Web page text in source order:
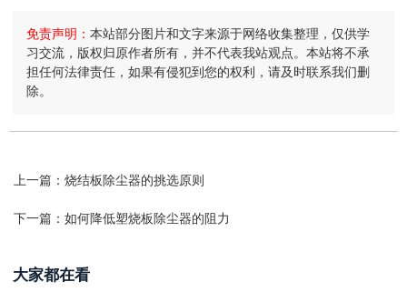
免责声明：本站部分图片和文字来源于网络收集整理，仅供学
习交流，版权归原作者所有，并不代表我站观点。本站将不承
担任何法律责任，如果有侵犯到您的权利，请及时联系我们删
除。
上一篇： 烧结板除尘器的挑选原则
下一篇： 如何降低塑烧板除尘器的阻力
大家都在看